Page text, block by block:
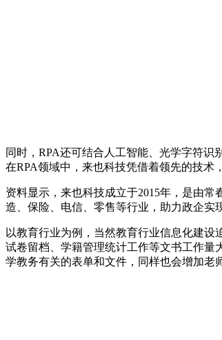
同时，RPA还可结合人工智能、光学字符
在RPA领域中，来也科技凭借着领先的技术
资料显示，来也科技成立于2015年，是由
造、保险、电信、零售等行业，助力政企实
以教育行业为例，当然教育行业信息化建
试卷留档、学籍管理统计工作等文书工作量
学教务有关的表单和文件，同样也会增加老